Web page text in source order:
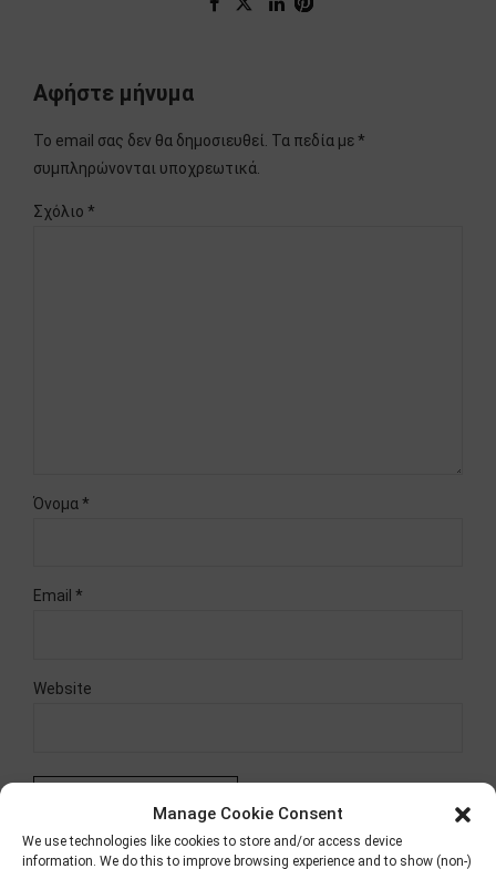
Manage Cookie Consent
We use technologies like cookies to store and/or access device
information. We do this to improve browsing experience and to show (non-)
Αφήστε μήνυμα
Το email σας δεν θα δημοσιευθεί. Τα πεδία με *
συμπληρώνονται υποχρεωτικά.
Σχόλιο *
Όνομα *
Email *
Website